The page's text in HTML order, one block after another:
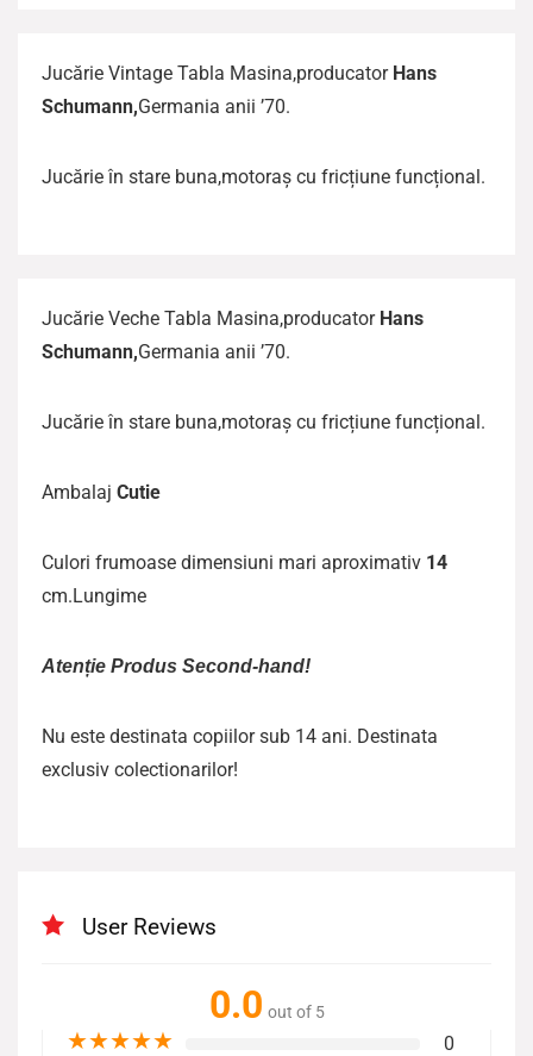
Jucărie Vintage Tabla Masina,producator Hans
Schumann,Germania anii ’70.
Jucărie în stare buna,motoraș cu fricțiune funcțional.
Jucărie Veche Tabla Masina,producator Hans
Schumann,Germania anii ’70.
Jucărie în stare buna,motoraș cu fricțiune funcțional.
Ambalaj Cutie
Culori frumoase dimensiuni mari aproximativ 14
cm.Lungime
Atenție Produs Second-hand!
Nu este destinata copiilor sub 14 ani. Destinata
exclusiv colectionarilor!
User Reviews
0.0 out of 5
★★★★★ 0